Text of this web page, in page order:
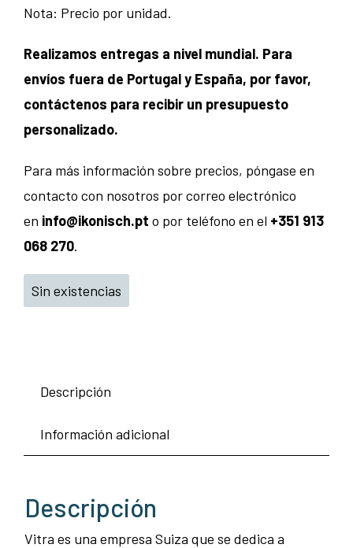
Nota: Precio por unidad.
Realizamos entregas a nivel mundial. Para
envíos fuera de Portugal y España, por favor,
contáctenos para recibir un presupuesto
personalizado.
Para más información sobre precios, póngase en
contacto con nosotros por correo electrónico
en info@ikonisch.pt o por teléfono en el +351 913
068 270.
Sin existencias
Descripción
Información adicional
Descripción
Vitra es una empresa Suiza que se dedica a